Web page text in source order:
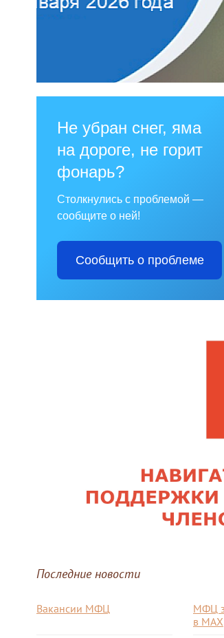
Не убран снег, яма
на дороге, не горит
фонарь?
Столкнулись с проблемой —
сообщите о ней!
Сообщить о проблеме
Последние новости
Вакансии МФЦ
МФЦ
в MAX